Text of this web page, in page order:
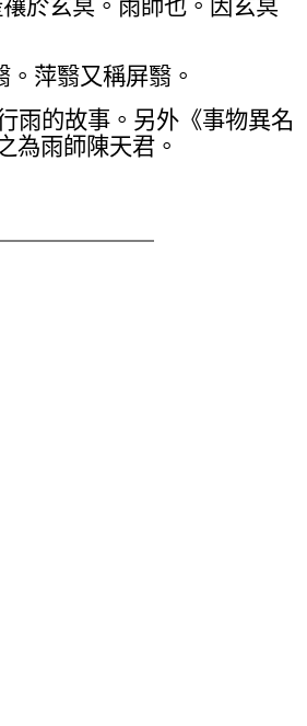
於玄冥。雨師也。因玄冥
萍翳又稱屏翳。
雨的故事。另外《事物異名
為雨師陳天君。